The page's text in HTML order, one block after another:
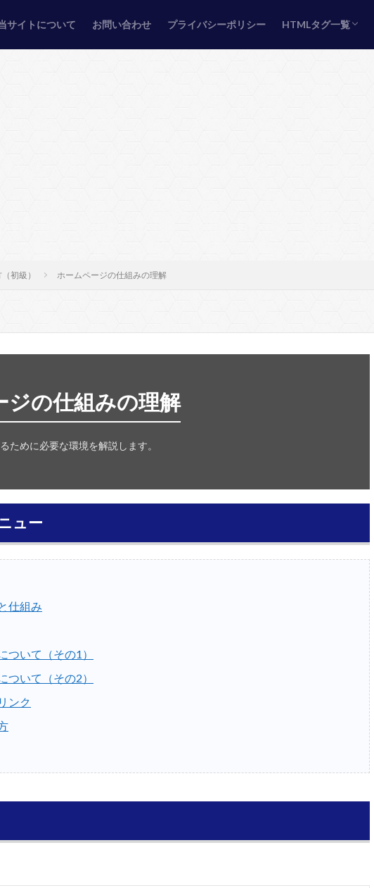
サイトについて お問い合わせ プライバシーポリシー HTMLタグ一覧
初級） ホームページの仕組みの理解
ジの仕組みの理解
ために必要な環境を解説します。
ュー
仕組み
いて（その1）
いて（その2）
ンク